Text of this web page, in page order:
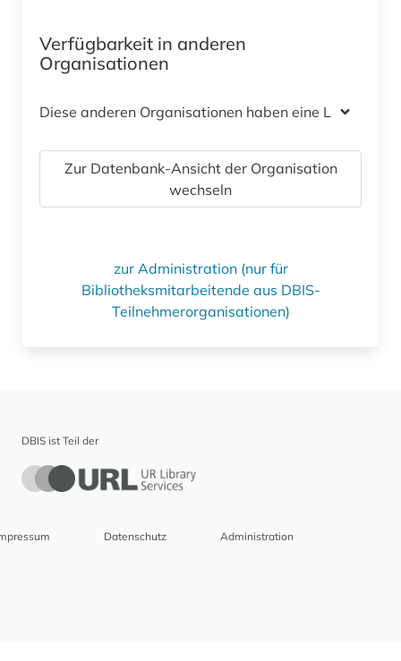
Verfügbarkeit in anderen
Organisationen
Diese anderen Organisationen haben eine Lizenz
Zur Datenbank-Ansicht der Organisation
wechseln
zur Administration (nur für
Bibliotheksmitarbeitende aus DBIS-
Teilnehmerorganisationen)
DBIS ist Teil der
Datenschutz Administration